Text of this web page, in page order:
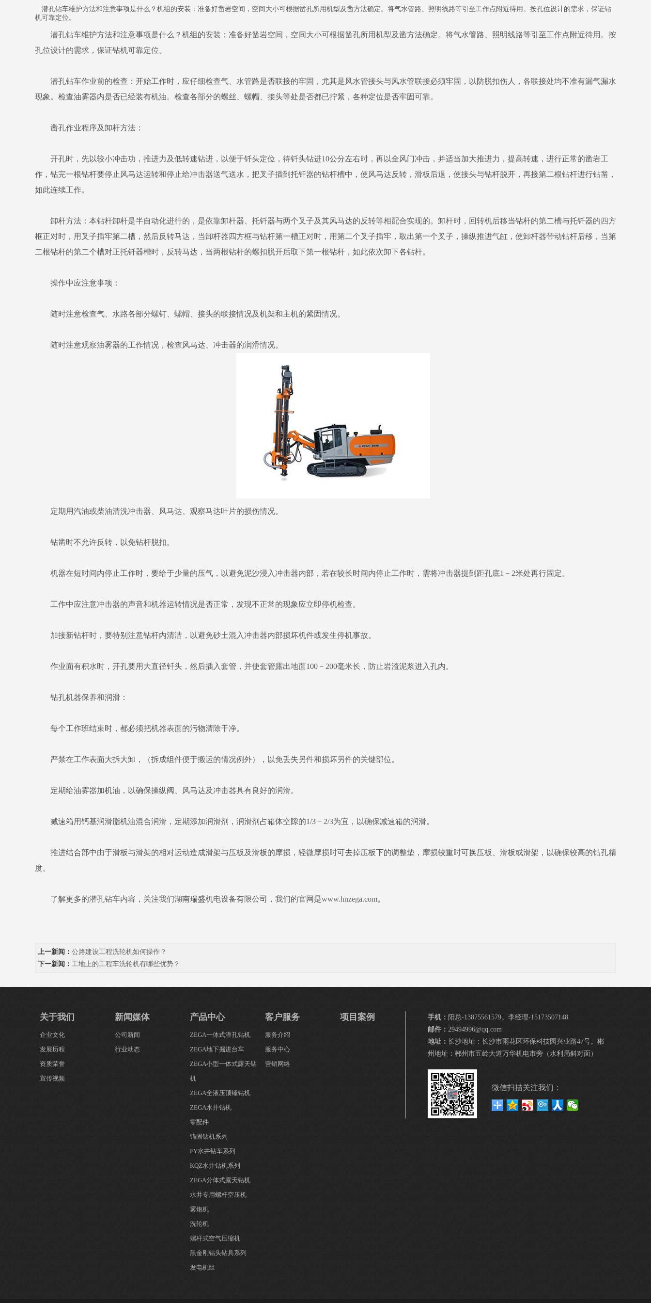
潜孔钻车维护方法和注意事项是什么？机组的安装：准备好凿岩空间，空间大小可根据凿孔所用机型及凿方法确定。将气水管路、照明线路等引至工作点附近待用。按孔位设计的需求，保证钻
机可靠定位。
潜孔钻车维护方法和注意事项是什么？机组的安装：准备好凿岩空间，空间大小可根据凿孔所用机型及凿方法确定。将气水管路、照明线路等引至工作点附近待用。按
孔位设计的需求，保证钻机可靠定位。
潜孔钻车作业前的检查：开始工作时，应仔细检查气、水管路是否联接的牢固，尤其是风水管接头与风水管联接必须牢固，以防脱扣伤人，各联接处均不准有漏气漏水
现象。检查油雾器内是否已经装有机油。检查各部分的螺丝、螺帽、接头等处是否都已拧紧，各种定位是否牢固可靠。
凿孔作业程序及卸杆方法：
开孔时，先以较小冲击功，推进力及低转速钻进，以便于钎头定位，待钎头钻进10公分左右时，再以全风门冲击，并适当加大推进力，提高转速，进行正常的凿岩工
作，钻完一根钻杆要停止风马达运转和停止给冲击器送气送水，把叉子插到托钎器的钻杆槽中，使风马达反转，滑板后退，使接头与钻杆脱开，再接第二根钻杆进行钻凿，
如此连续工作。
卸杆方法：本钻杆卸杆是半自动化进行的，是依靠卸杆器、托钎器与两个叉子及其风马达的反转等相配合实现的。卸杆时，回转机后移当钻杆的第二槽与托钎器的四方
框正对时，用叉子插牢第二槽，然后反转马达，当卸杆器四方框与钻杆第一槽正对时，用第二个叉子插牢，取出第一个叉子，操纵推进气缸，使卸杆器带动钻杆后移，当第
二根钻杆的第二个槽对正托钎器槽时，反转马达，当两根钻杆的螺扣脱开后取下第一根钻杆，如此依次卸下各钻杆。
操作中应注意事项：
随时注意检查气、水路各部分螺钉、螺帽、接头的联接情况及机架和主机的紧固情况。
随时注意观察油雾器的工作情况，检查风马达、冲击器的润滑情况。
定期用汽油或柴油清洗冲击器、风马达、观察马达叶片的损伤情况。
钻凿时不允许反转，以免钻杆脱扣。
机器在短时间内停止工作时，要给于少量的压气，以避免泥沙浸入冲击器内部，若在较长时间内停止工作时，需将冲击器提到距孔底1－2米处再行固定。
工作中应注意冲击器的声音和机器运转情况是否正常，发现不正常的现象应立即停机检查。
加接新钻杆时，要特别注意钻杆内清洁，以避免砂土混入冲击器内部损坏机件或发生停机事故。
作业面有积水时，开孔要用大直径钎头，然后插入套管，并使套管露出地面100－200毫米长，防止岩渣泥浆进入孔内。
钻孔机器保养和润滑：
每个工作班结束时，都必须把机器表面的污物清除干净。
严禁在工作表面大拆大卸，（拆成组件便于搬运的情况例外），以免丢失另件和损坏另件的关键部位。
定期给油雾器加机油，以确保操纵阀、风马达及冲击器具有良好的润滑。
减速箱用钙基润滑脂机油混合润滑，定期添加润滑剂，润滑剂占箱体空隙的1/3－2/3为宜，以确保减速箱的润滑。
推进结合部中由于滑板与滑架的相对运动造成滑架与压板及滑板的摩损，轻微摩损时可去掉压板下的调整垫，摩损较重时可换压板、滑板或滑架，以确保较高的钻孔精
度。
了解更多的潜孔钻车内容，关注我们湖南瑞盛机电设备有限公司，我们的官网是www.hnzega.com。
上一新闻： 公路建设工程洗轮机如何操作？
下一新闻： 工地上的工程车洗轮机有哪些优势？
关于我们
企业文化
发展历程
资质荣誉
宣传视频
新闻媒体
公司新闻
行业动态
产品中心
ZEGA一体式潜孔钻机
ZEGA地下掘进台车
ZEGA小型一体式露天钻
机
ZEGA全液压顶锤钻机
ZEGA水井钻机
零配件
锚固钻机系列
FY水井钻车系列
KQZ水井钻机系列
ZEGA分体式露天钻机
水井专用螺杆空压机
雾炮机
洗轮机
螺杆式空气压缩机
黑金刚钻头钻具系列
发电机组
客户服务
服务介绍
服务中心
营销网络
项目案例 手机： 阳总-13875561579。李经理-15173507148
邮件： 29494996@qq.com
地址： 长沙地址：长沙市雨花区环保科技园兴业路47号。郴
州地址：郴州市五岭大道万华机电市旁（水利局斜对面）
微信扫描关注我们：